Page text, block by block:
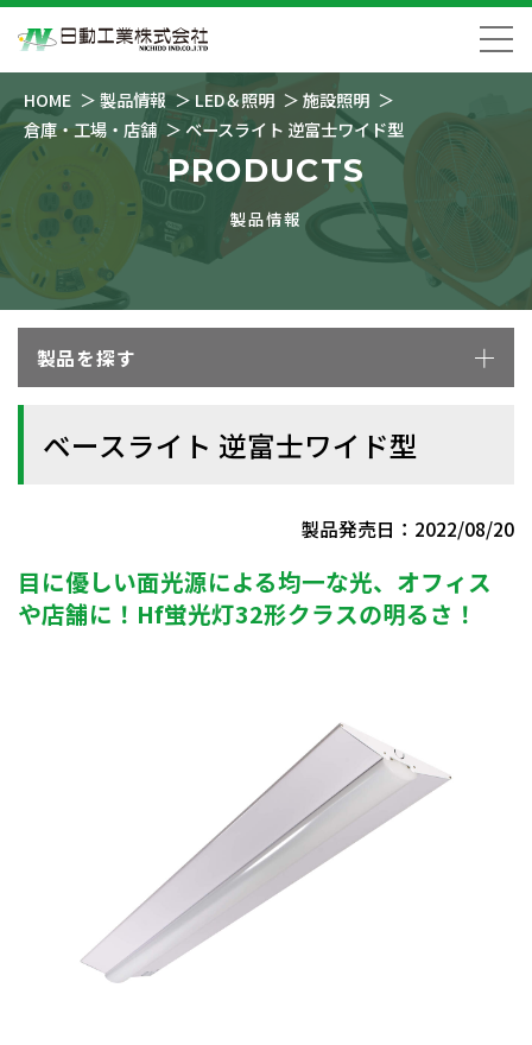
HOME 製品情報 LED＆照明
施設照明
倉庫・工場・店舗
ベースライト 逆富士ワイド型
PRODUCTS
製品情報
製品を探す
ベースライト 逆富士ワイド型
製品発売日：2022/08/20
目に優しい面光源による均一な光、オフィス
や店舗に！Hf蛍光灯32形クラスの明るさ！